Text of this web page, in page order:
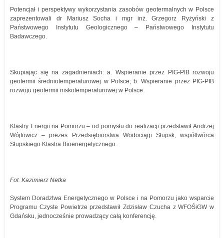
Potencjał i perspektywy wykorzystania zasobów geotermalnych w Polsce
zaprezentowali dr Mariusz Socha i mgr inż. Grzegorz Ryżyński z
Państwowego Instytutu Geologicznego – Państwowego Instytutu
Badawczego.
Skupiając się na zagadnieniach: a. Wspieranie przez PIG-PIB rozwoju
geotermii średniotemperaturowej w Polsce; b. Wspieranie przez PIG-PIB
rozwoju geotermii niskotemperaturowej w Polsce.
Klastry Energii na Pomorzu – od pomysłu do realizacji przedstawił Andrzej
Wójtowicz – prezes Przedsiębiorstwa Wodociągi Słupsk, współtwórca
Słupskiego Klastra Bioenergetycznego.
Fot. Kazimierz Netka
System Doradztwa Energetycznego w Polsce i na Pomorzu jako wsparcie
Programu Czyste Powietrze przedstawił Zdzisław Czucha z WFOŚiGW w
Gdańsku, jednocześnie prowadzący całą konferencję.